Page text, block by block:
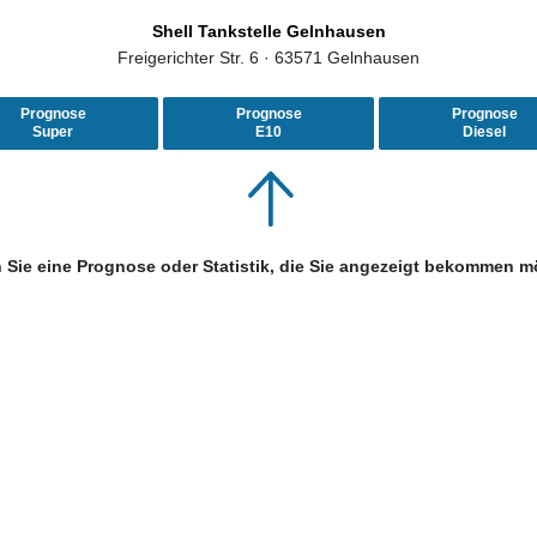
Shell Tankstelle Gelnhausen
Freigerichter Str. 6 · 63571 Gelnhausen
Prognose
Super
Prognose
E10
Prognose
Diesel
Sie eine Prognose oder Statistik, die Sie angezeigt bekommen